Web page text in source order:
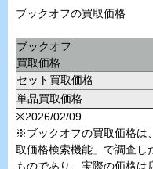
ブックオフの買取価格
ブックオフ
買取価格
セット買取価格
単品買取価格
※2026/02/09
※ブックオフの買取価格は
取価格検索機能」で調査し
ものであり、実際の価格